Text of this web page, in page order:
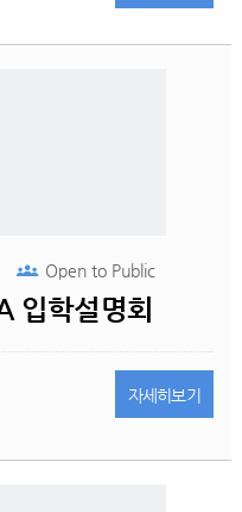
입학설명회
Open toPublic
자세히보기